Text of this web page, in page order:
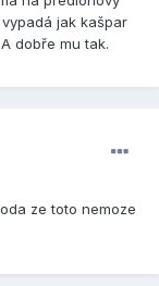
jak kašpar
dobře mu tak.
ze toto nemoze